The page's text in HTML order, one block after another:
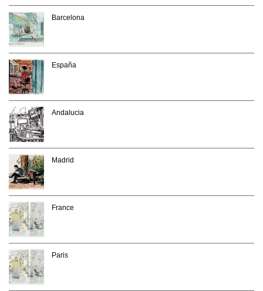
Barcelona
España
Andalucia
Madrid
France
Paris